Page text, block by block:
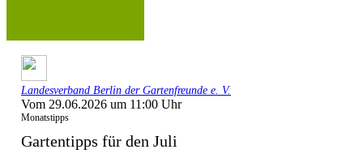
Landesverband Berlin der Gartenfreunde e. V.
Vom 29.06.2026 um 11:00 Uhr
Monatstipps
Gartentipps für den Juli